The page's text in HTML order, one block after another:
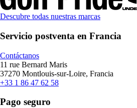
Descubre todas nuestras marcas
Servicio postventa en Francia
Contáctanos
11 rue Bernard Maris
37270 Montlouis-sur-Loire, Francia
+33 1 86 47 62 58
Pago seguro